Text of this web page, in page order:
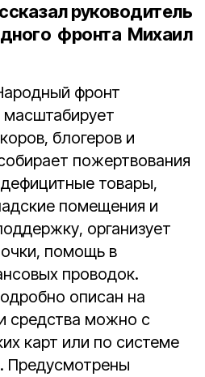
руководитель
фронта Михаил
фронт
масштабирует
блогеров и
пожертвования
товары,
помещения и
организует
помощь в
проводок.
описан на
средства можно с
карт или по системе
Предусмотрены